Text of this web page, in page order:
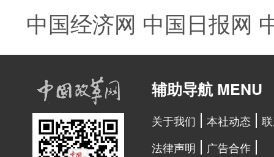
中国经济网 中国日报网
辅助导航 MENU
关于我们 本社动态
法律声明
广告合作